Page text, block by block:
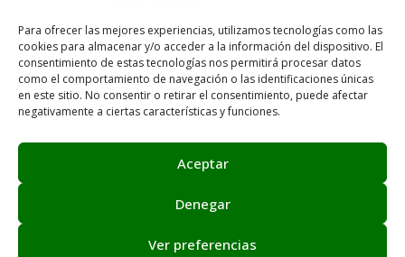
Para ofrecer las mejores experiencias, utilizamos tecnologías como las
cookies para almacenar y/o acceder a la información del dispositivo. El
consentimiento de estas tecnologías nos permitirá procesar datos
como el comportamiento de navegación o las identificaciones únicas
en este sitio. No consentir o retirar el consentimiento, puede afectar
negativamente a ciertas características y funciones.
Aceptar
Denegar
Ver preferencias
Síguenos:
Email: info@achalay.es
Aviso legal
Mapa web
Asociación Achalay © 2026. Sitio web creado por